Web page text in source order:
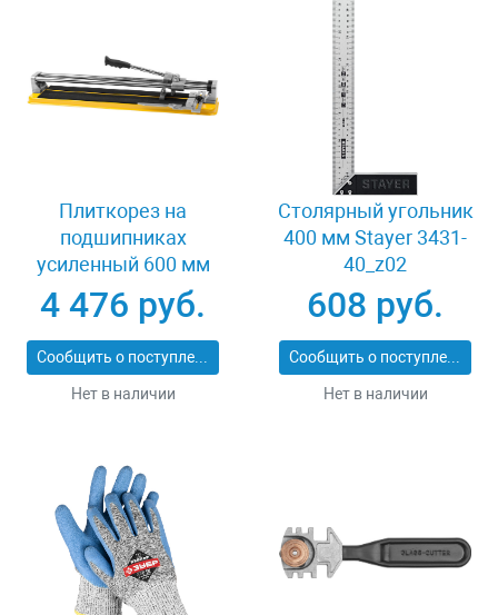
Плиткорез на
подшипниках
усиленный 600 мм
Stayer PROFI 3318-60
4 476 руб.
Сообщить о поступлении
Нет в наличии
Столярный угольник
400 мм Stayer 3431-
40_z02
608 руб.
Сообщить о поступлении
Нет в наличии